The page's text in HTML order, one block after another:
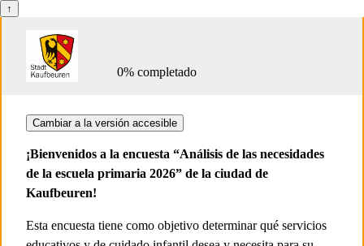
0% completado
¡Bienvenidos a la encuesta “Análisis de las necesidades
de la escuela primaria 2026” de la ciudad de
Kaufbeuren!
Esta encuesta tiene como objetivo determinar qué servicios